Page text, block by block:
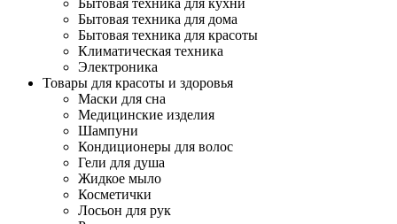
Бытовая техника для кухни
Бытовая техника для дома
Бытовая техника для красоты
Климатическая техника
Электроника
Товары для красоты и здоровья
Маски для сна
Медицинские изделия
Шампуни
Кондиционеры для волос
Гели для душа
Жидкое мыло
Косметички
Лосьон для рук